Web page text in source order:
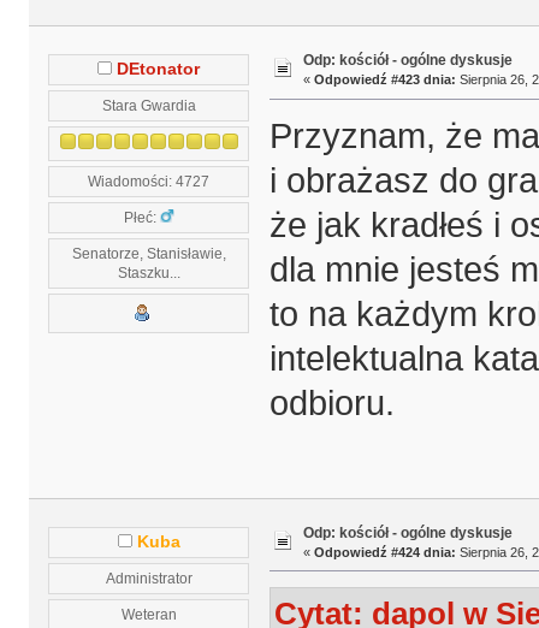
DEtonator
Stara Gwardia
Wiadomości: 4727
Płeć:
Senatorze, Stanisławie,
Staszku...
Odp: kościół - ogólne dyskusje
« Odpowiedź #423 dnia: Sierpnia 26,
Przyznam, że
i obrażasz do
że jak kradłeś i
dla mnie jesteś
to na każdym
intelektualna
odbioru.
Kuba
Administrator
Weteran
Odp: kościół - ogólne dyskusje
« Odpowiedź #424 dnia: Sierpnia 26,
Cytat: dapol w